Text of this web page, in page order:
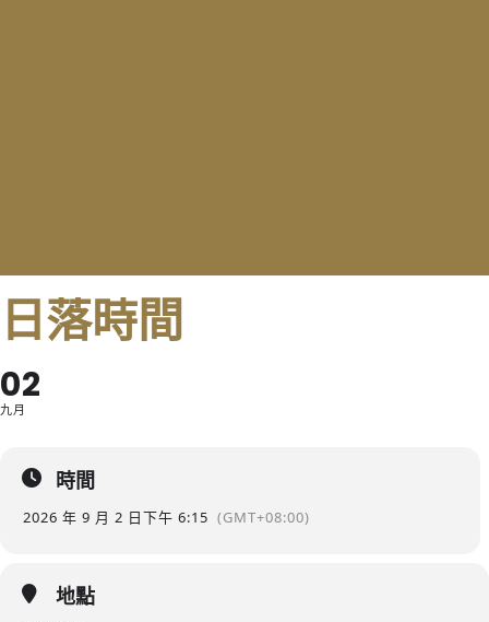
日落時間
02
九月
時間
2026 年 9 月 2 日下午 6:15 (GMT+08:00)
地點